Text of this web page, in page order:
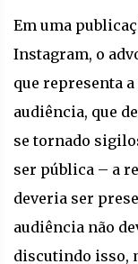
Em uma
Instagram, o
que representa
audiência, que
se tornado
ser pública – a
deveria ser
audiência não
discutindo isso,